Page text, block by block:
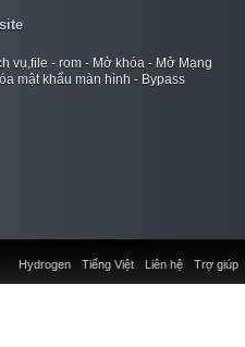
vụ,file - rom - Mở khóa - Mở Mạng
mật khẩu màn hình - Bypass
Liên hệ Trợ giúp
Hydrogen Tiếng Việt